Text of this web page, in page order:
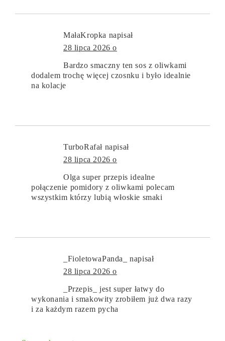
MałaKropka napisał
28 lipca 2026 o
Bardzo smaczny ten sos z oliwkami
dodalem trochę więcej czosnku i było idealnie
na kolacje
TurboRafał napisał
28 lipca 2026 o
Olga super przepis idealne
połączenie pomidory z oliwkami polecam
wszystkim którzy lubią włoskie smaki
_FioletowaPanda_
napisał
28 lipca 2026 o
_Przepis_ jest super łatwy do
wykonania i smakowity zrobiłem już dwa razy
i za każdym razem pycha